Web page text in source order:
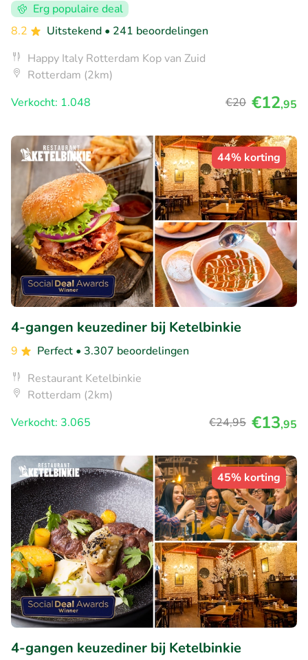
Erg populaire deal
8.2
Uitstekend • 241 beoordelingen
Happy Italy Rotterdam Kop van Zuid
Rotterdam (2km)
Verkocht: 1.048
€20 €12,95
44% korting
4-gangen keuzediner bij Ketelbinkie
9 Perfect • 3.307 beoordelingen
Restaurant Ketelbinkie
Rotterdam (2km)
Verkocht: 3.065
€24,95 €13,95
45% korting
4-gangen keuzediner bij Ketelbinkie